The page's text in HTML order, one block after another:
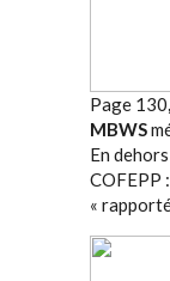
Page 130
MBWS
En
COFEPP
«